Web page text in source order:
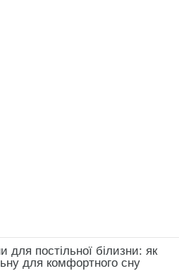
для постільної білизни: як
для комфортного сну